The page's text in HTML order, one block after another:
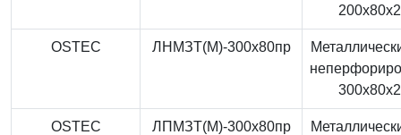
OSTEC ЛНМЗТ(М)-300x80пр
OSTEC ЛПМЗТ(М)-300x80пр